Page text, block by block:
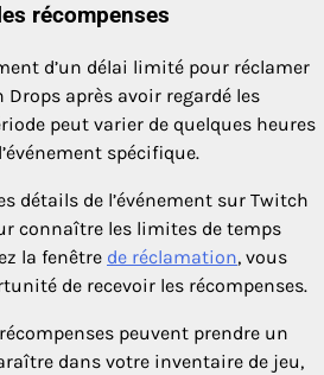
récompenses
d’un délai limité pour réclamer
après avoir regardé les
peut varier de quelques heures
spécifique.
détails de l’événement sur Twitch
connaître les limites de temps
la fenêtre de réclamation, vous
de recevoir les récompenses.
peuvent prendre un
dans votre inventaire de jeu,